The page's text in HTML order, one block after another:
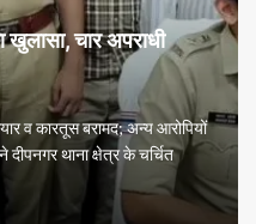
चार अपराधी
व कारतूस बरामद; अन्य आरोपियों
दीपनगर थाना क्षेत्र के चर्चित